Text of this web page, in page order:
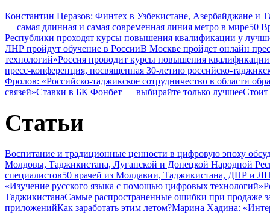
Константин Церазов: Финтех в Узбекистане, Азербайджане
— самая длинная и самая современная линия метро в мире50
Республики проходят курсы повышения квалификации у
ЛНР пройдут обучение в РоссииВ Москве пройдет онлайн
технологий»Россия проводит курсы повышения квалификации
пресс-конференция, посвященная 30-летию российско-
Фролов: «Российско-таджикское сотрудничество в области
связей»Ставки в БК Фонбет — выбирайте только лучшееСтоит
Статьи
Воспитание и традиционные ценности в цифровую эпоху
Молдовы, Таджикистана, Луганской и Донецкой Народной
специалистов50 врачей из Молдавии, Таджикистана, ДНР и
«Изучение русского языка с помощью цифровых технологий»
ТаджикистанаСамые распространенные ошибки при продаже
приложенийКак заработать этим летом?Марина Хадина: